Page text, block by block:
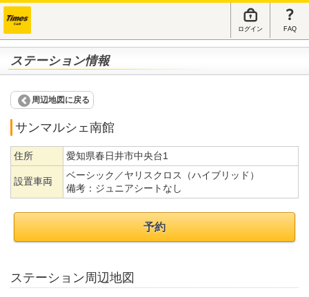
ログイン FAQ
ステーション情報
周辺地図に戻る
サンマルシェ南館
住所 愛知県春日井市中央台1
設置車両
ベーシック／ヤリスクロス（ハイブリッド）
備考： ジュニアシートなし
予約
ステーション周辺地図